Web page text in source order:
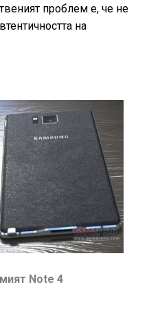
проблем е, че не
на
Note 4